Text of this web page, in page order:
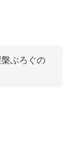
ぶろぐの